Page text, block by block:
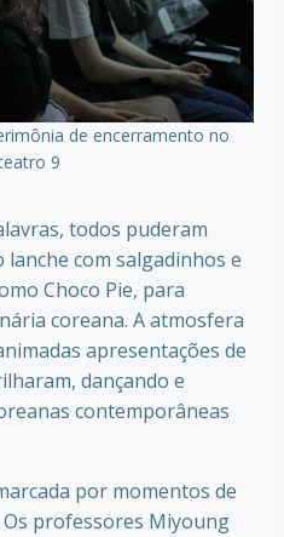
de encerramento no
9
todos puderam
com salgadinhos e
Choco Pie, para
coreana. A atmosfera
apresentações de
dançando e
contemporâneas
por momentos de
Os professores Miyoung